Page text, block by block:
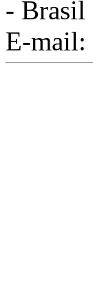
- Brasil
E-mail: